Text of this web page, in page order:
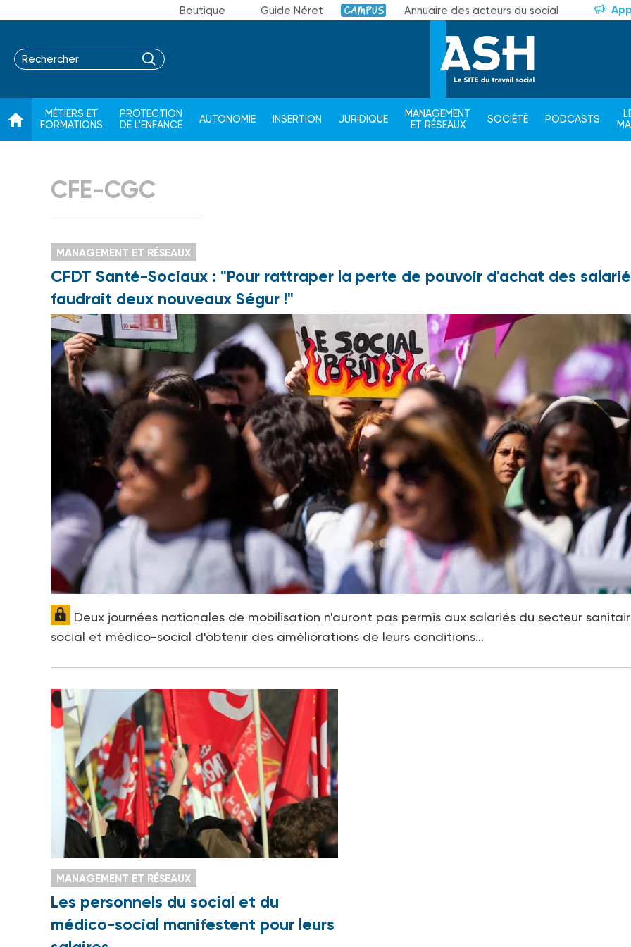
Boutique Guide Néret Campus Annuaire des acteurs du social
MÉTIERS ET
FORMATIONS
PROTECTION
DE L'ENFANCE
AUTONOMIE INSERTION JURIDIQUE
MANAGEMENT
ET RÉSEAUX
SOCIÉTÉ PODCASTS
CFE-CGC
MANAGEMENT ET RÉSEAUX
CFDT Santé-Sociaux : "Pour rattraper la perte de pouvoir d'achat des
faudrait deux nouveaux Ségur !"
Deux journées nationales de mobilisation n'auront pas permis aux salariés du secteur
social et médico-social d'obtenir des améliorations de leurs conditions…
MANAGEMENT ET RÉSEAUX
Les personnels du social et du
médico-social manifestent pour leurs